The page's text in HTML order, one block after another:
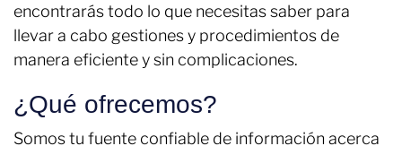
encontrarás todo lo que necesitas saber para
llevar a cabo gestiones y procedimientos de
manera eficiente y sin complicaciones.
¿Qué ofrecemos?
Somos tu fuente confiable de información acerca